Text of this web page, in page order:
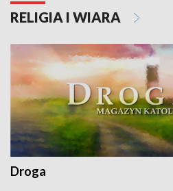
RELIGIA I WIARA
Droga